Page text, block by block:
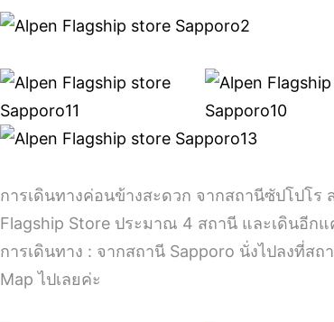
การเดินทางค่อนข้างสะดวก จากสถานีซัปโปโร
Flagship Store ประมาณ 4 สถานี และเดินอีกแ
การเดินทาง : จากสถานี Sapporo นั่งไปลงที่ส
Map ไปเลยค่ะ